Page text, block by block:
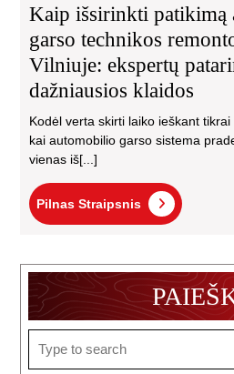
Kaip išsirinkti patikimą
garso technikos
Vilniuje: ekspertų
dažniausios klaidos
Kodėl verta skirti laiko ieškant
kai automobilio garso sistema
vienas iš[...]
Pilnas Straipsnis
Pilnas
Straipsnis
for: